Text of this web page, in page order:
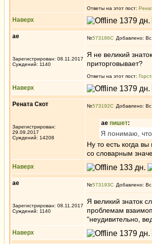
Ответы на этот пост:
Наверх
ae
Зарегистрирован: 08.11.2017
Суждений: 1140
№573186 Добавлено:
Я не великий
приторговывает?
Ответы на этот пост:
Наверх
Рената Скот
Зарегистрирован:
29.09.2017
Суждений: 14208
№573192 Добавлено:
ae пишет:
Я понимаю, что
Ну то есть когда
со словарным
Наверх
ae
Зарегистрирован: 08.11.2017
Суждений: 1140
№573193 Добавлено:
Я великий знаток
проблемам
"неудивительно,
Наверх